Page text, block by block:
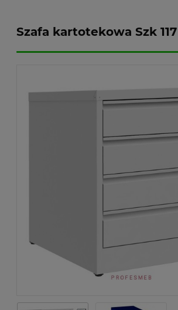
Szafa kartotekowa Szk 117